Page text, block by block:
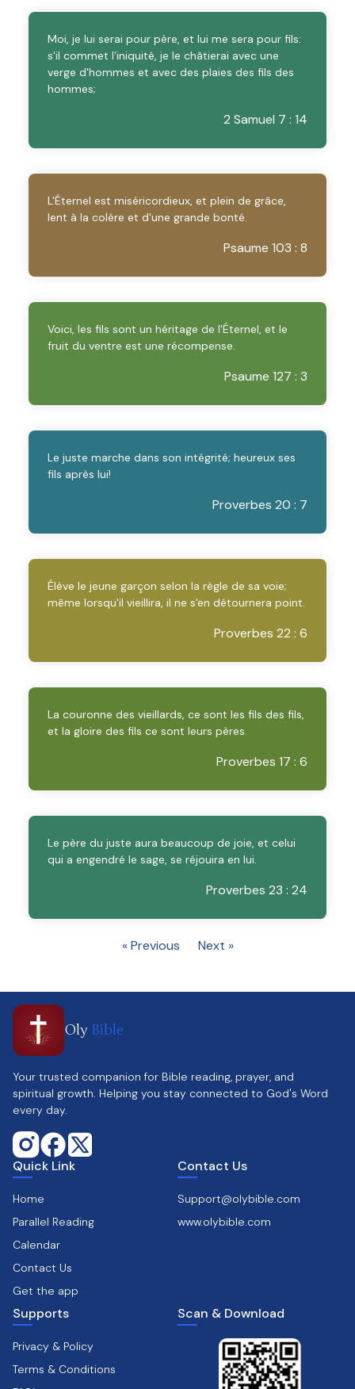
Moi, je lui serai pour père, et lui me sera pour fils:
s'il commet l'iniquité, je le châtierai avec une
verge d'hommes et avec des plaies des fils des
hommes;
2 Samuel 7 : 14
L'Éternel est miséricordieux, et plein de grâce,
lent à la colère et d'une grande bonté.
Psaume 103 : 8
Voici, les fils sont un héritage de l'Éternel, et le
fruit du ventre est une récompense.
Psaume 127 : 3
Le juste marche dans son intégrité; heureux ses
fils après lui!
Proverbes 20 : 7
Élève le jeune garçon selon la règle de sa voie;
même lorsqu'il vieillira, il ne s'en détournera point.
Proverbes 22 : 6
La couronne des vieillards, ce sont les fils des fils,
et la gloire des fils ce sont leurs pères.
Proverbes 17 : 6
Le père du juste aura beaucoup de joie, et celui
qui a engendré le sage, se réjouira en lui.
Proverbes 23 : 24
« Previous Next »
Oly Bible
Your trusted companion for Bible reading, prayer, and
spiritual growth. Helping you stay connected to God's Word
every day.
Quick Link
Home
Parallel Reading
Calendar
Contact Us
Get the app
Contact Us
Support@olybible.com
www.olybible.com
Supports
Privacy & Policy
Terms & Conditions
Scan & Download